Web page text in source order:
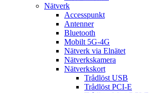
Nätverk
Accesspunkt
Antenner
Bluetooth
Mobilt 5G-4G
Nätverk via Elnätet
Nätverkskamera
Nätverkskort
Trådlöst USB
Trådlöst PCI-E